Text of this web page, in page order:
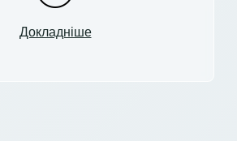
Докладніше